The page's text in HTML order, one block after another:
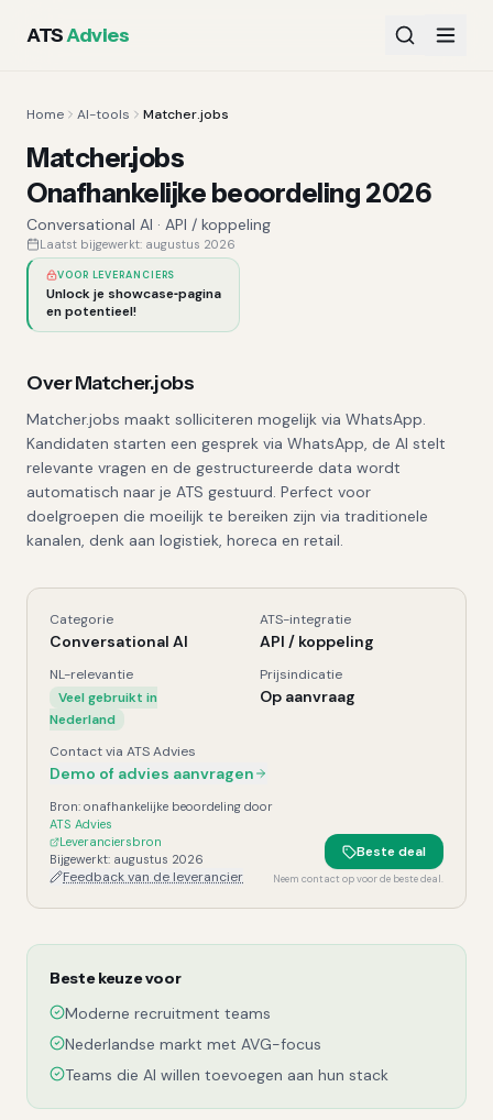
ATSAdvies
Home AI-tools Matcher.jobs
Matcher.jobs
Onafhankelijke beoordeling 2026
Conversational AI · API / koppeling
Laatst bijgewerkt: augustus 2026
VOOR LEVERANCIERS
Unlock je showcase‑pagina
en potentieel!
OverMatcher.jobs
Matcher.jobs maakt solliciteren mogelijk via WhatsApp.
Kandidaten starten een gesprek via WhatsApp, de AI stelt
relevante vragen en de gestructureerde data wordt
automatisch naar je ATS gestuurd. Perfect voor
doelgroepen die moeilijk te bereiken zijn via traditionele
kanalen, denk aan logistiek, horeca en retail.
Matcher.jobs , Kerngegevens
Categorie
Conversational AI
ATS-integratie
API / koppeling
NL-relevantie
Veel gebruikt in
Nederland
Prijsindicatie
Op aanvraag
Contact via ATS Advies
Demo of advies aanvragen
Bron: onafhankelijke beoordeling door
ATS Advies
Leveranciersbron
Bijgewerkt: augustus 2026
Feedback van de leverancier
Beste deal
Neem contact op voor de beste deal.
Beste keuze voor
Moderne recruitment teams
Nederlandse markt met AVG-focus
Teams die AI willen toevoegen aan hun stack